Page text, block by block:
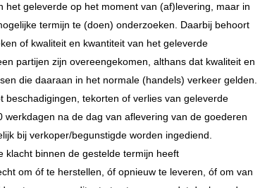
het geleverde op het moment van (af)levering, maar in
termijn te (doen) onderzoeken. Daarbij behoort
of kwaliteit en kwantiteit van het geleverde
partijen zijn overeengekomen, althans dat kwaliteit en
die daaraan in het normale (handels) verkeer gelden.
beschadigingen, tekorten of verlies van geleverde
werkdagen na de dag van aflevering van de goederen
bij verkoper/begunstigde worden ingediend.
klacht binnen de gestelde termijn heeft
om óf te herstellen, óf opnieuw te leveren, óf om van